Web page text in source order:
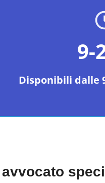
9-
Disponibili dalle